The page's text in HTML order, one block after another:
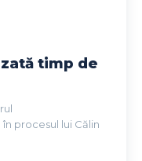
timp de
procesul lui Călin